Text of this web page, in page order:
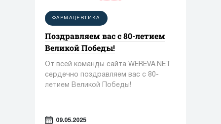
ФАРМАЦЕВТИКА
Поздравляем вас с 80-летием
Великой Победы!
От всей команды сайта WEREVA.NET
сердечно поздравляем вас с 80-
летием Великой Победы!
09.05.2025